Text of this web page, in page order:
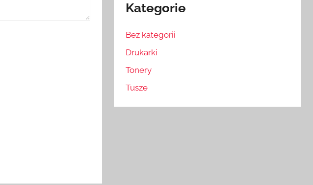
Kategorie
Bez kategorii
Drukarki
Tonery
Tusze